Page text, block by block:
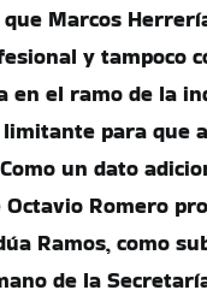
Marcos
y tampoco
en el ramo de la
para que
un dato
Romero
Ramos, como
de la